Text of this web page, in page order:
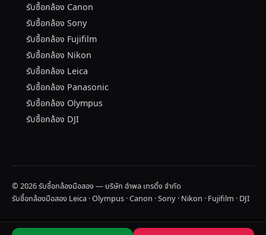
รับซื้อกล้อง Canon
รับซื้อกล้อง Sony
รับซื้อกล้อง Fujifilm
รับซื้อกล้อง Nikon
รับซื้อกล้อง Leica
รับซื้อกล้อง Panasonic
รับซื้อกล้อง Olympus
รับซื้อกล้อง DJI
© 2026 รับซื้อกล้องมือสอง — บริษัท อำพล เทรดิ้ง จำกัด
รับซื้อกล้องมือสอง Leica · Olympus · Canon · Sony · Nikon · Fujifilm · DJI